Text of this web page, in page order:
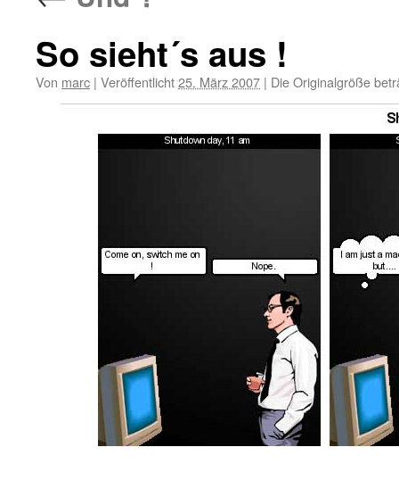
So sieht´s aus !
Von marc | Veröffentlicht25. März 2007 | Die Originalgröße